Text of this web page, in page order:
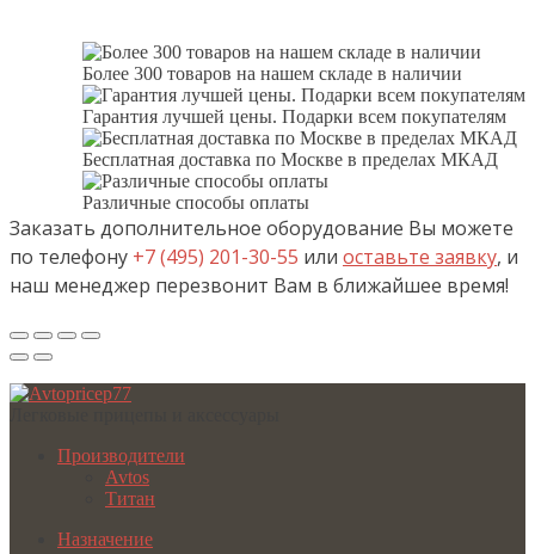
Более 300 товаров на нашем складе в наличии
Гарантия лучшей цены. Подарки всем покупателям
Бесплатная доставка по Москве в пределах МКАД
Различные способы оплаты
Заказать дополнительное оборудование Вы можете
по телефону +7 (495) 201-30-55 или оставьте заявку, и
наш менеджер перезвонит Вам в ближайшее время!
Производители
Avtos
Титан
Назначение